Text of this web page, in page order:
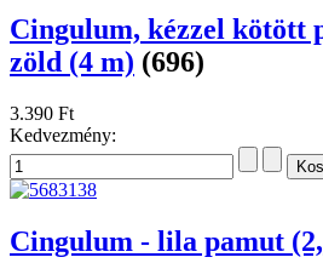
Cingulum, kézzel kötött
zöld (4 m) (696)
3.390 Ft
Kedvezmény:
Cingulum - lila pamut